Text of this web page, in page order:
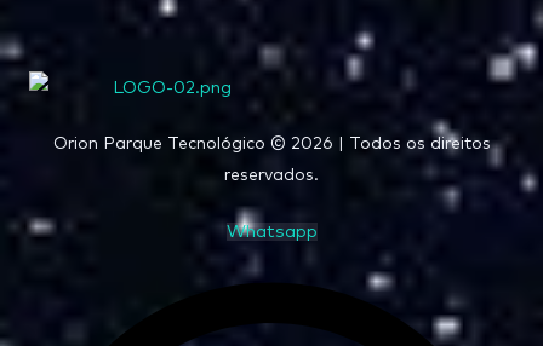
Orion Parque Tecnológico © 2026 | Todos os direitos
reservados.
Whatsapp